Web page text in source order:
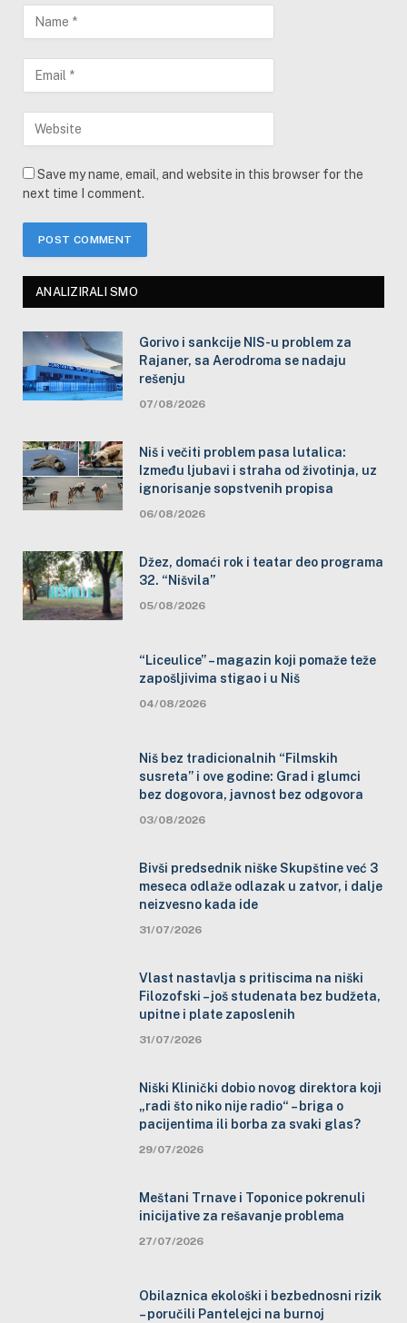
Save my name, email, and website in this browser for the
next time I comment.
ANALIZIRALI SMO
Gorivo i sankcije NIS-u problem za
Rajaner, sa Aerodroma se nadaju
rešenju
07/08/2026
Niš i večiti problem pasa lutalica:
Između ljubavi i straha od životinja, uz
ignorisanje sopstvenih propisa
06/08/2026
Džez, domaći rok i teatar deo programa
32. “Nišvila”
05/08/2026
“Liceulice” – magazin koji pomaže teže
zapošljivima stigao i u Niš
04/08/2026
Niš bez tradicionalnih “Filmskih
susreta” i ove godine: Grad i glumci
bez dogovora, javnost bez odgovora
03/08/2026
Bivši predsednik niške Skupštine već 3
meseca odlaže odlazak u zatvor, i dalje
neizvesno kada ide
31/07/2026
Vlast nastavlja s pritiscima na niški
Filozofski – još studenata bez budžeta,
upitne i plate zaposlenih
31/07/2026
Niški Klinički dobio novog direktora koji
„radi što niko nije radio“ – briga o
pacijentima ili borba za svaki glas?
29/07/2026
Meštani Trnave i Toponice pokrenuli
inicijative za rešavanje problema
27/07/2026
Obilaznica ekološki i bezbednosni rizik
– poručili Pantelejci na burnoj